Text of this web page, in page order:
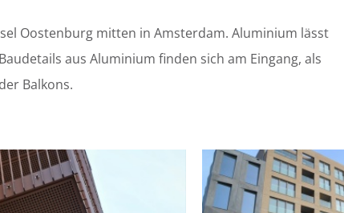
Oostenburg mitten in Amsterdam. Aluminium lässt
aus Aluminium finden sich am Eingang, als
Balkons.